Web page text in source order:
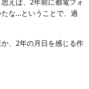
な…ということで、過
、2年の月日を感じる作